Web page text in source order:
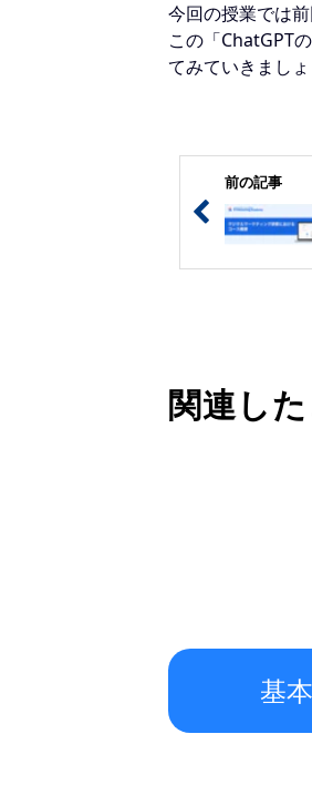
今回の授業では
この「ChatGPT
てみていきましょ
前の記事
関連し
基